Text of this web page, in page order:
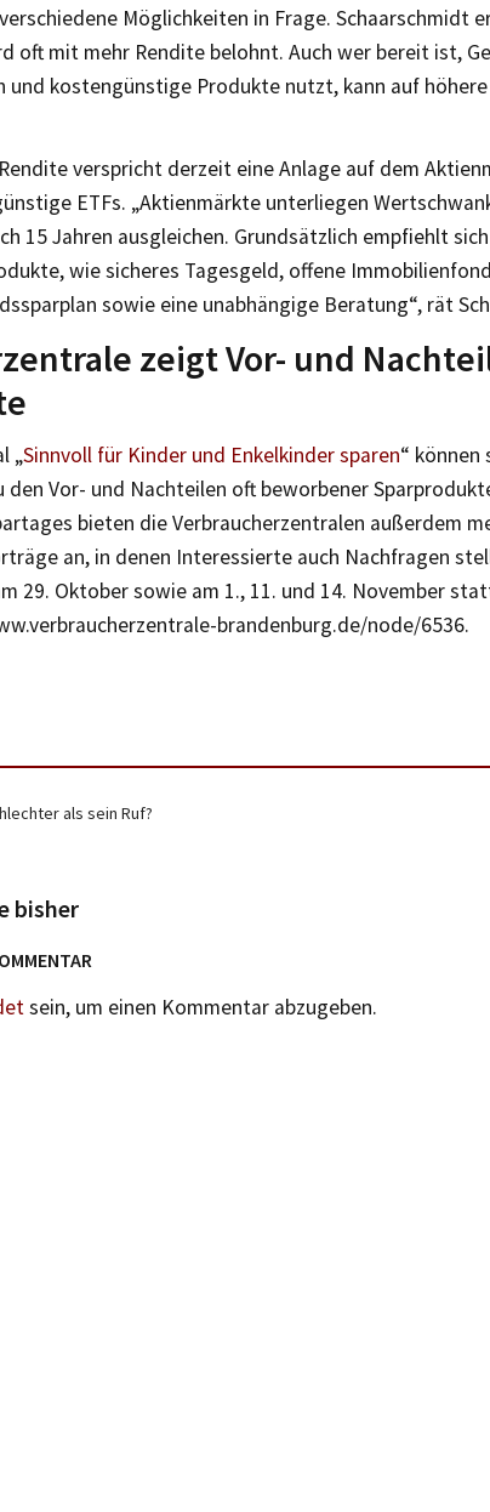
Möglichkeiten in Frage. Schaarschmidt
oft mit mehr Rendite belohnt. Auch wer bereit ist,
und kostengünstige Produkte nutzt, kann auf
verspricht derzeit eine Anlage auf dem
ETFs. „Aktienmärkte unterliegen
15 Jahren ausgleichen. Grundsätzlich empfiehlt
wie sicheres Tagesgeld, offene
sowie eine unabhängige Beratung“, rät
zeigt Vor- und
„Sinnvoll für Kinder und Enkelkinder sparen“ können
den Vor- und Nachteilen oft beworbener
bieten die Verbraucherzentralen außerdem
an, in denen Interessierte auch Nachfragen
29. Oktober sowie am 1., 11. und 14. November
brandenburg.de/node/6536.
als sein Ruf?
bisher
sein, um einen Kommentar abzugeben.